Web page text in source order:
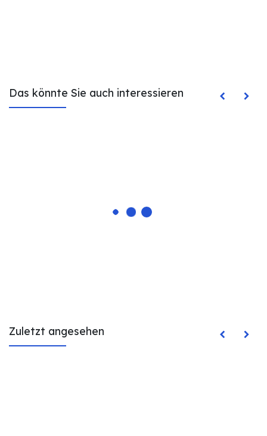
Das könnte Sie auch interessieren
Zuletzt angesehen